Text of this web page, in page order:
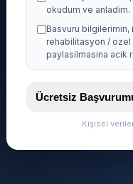
okudum ve anladim.
Basvuru bilgilerimin,
rehabilitasyon /
paylasilmasina acik
Ücretsiz
Kişisel